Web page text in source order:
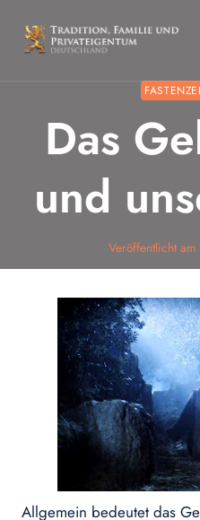
Inhalt
springen
Das
und
Veröffentlicht am
Allgemein bedeutet das